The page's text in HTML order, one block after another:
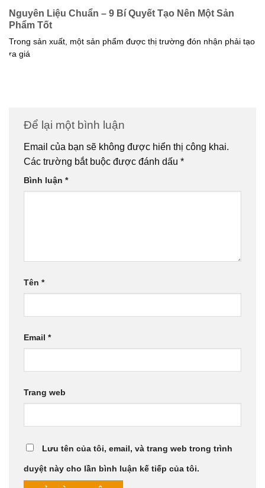
Nguyên Liệu Chuẩn – 9 Bí Quyết Tạo Nên Một Sản
Phẩm Tốt
Trong sản xuất, một sản phẩm được thị trường đón nhận phải tạo
ra giá
Để lại một bình luận
Email của bạn sẽ không được hiển thị công khai.
Các trường bắt buộc được đánh dấu *
Bình luận *
Tên *
Email *
Trang web
Lưu tên của tôi, email, và trang web trong trình
duyệt này cho lần bình luận kế tiếp của tôi.